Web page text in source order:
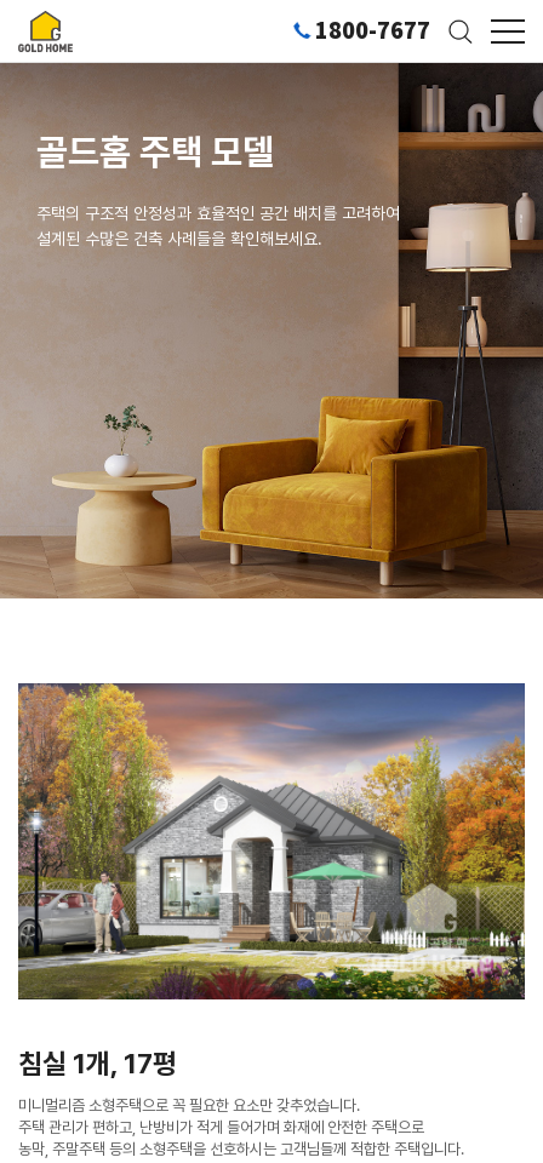
1800-7677
골드홈 주택 모델
주택의 구조적 안정성과 효율적인 공간 배치를 고려하여
설계된 수많은 건축 사례들을 확인해보세요.
침실 1개, 17평
미니멀리즘 소형주택으로 꼭 필요한 요소만 갖추었습니다.
주택 관리가 편하고, 난방비가 적게 들어가며 화재에 안전한 주택으로
농막, 주말주택 등의 소형주택을 선호하시는 고객님들께 적합한 주택입니다.